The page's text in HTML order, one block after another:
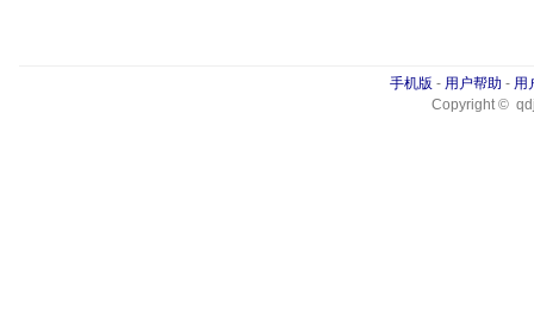
手机版 - 用户帮助 - 用
Copyright ©